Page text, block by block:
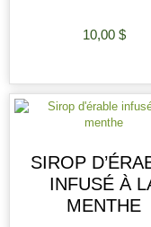
10,00 $
SIROP
INFUSÉ À
MENTHE